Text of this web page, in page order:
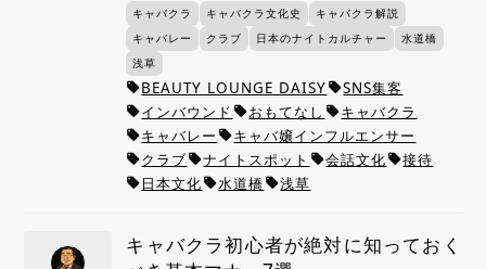
キャバクラ キャバクラ文化史
キャバクラ解説
キャバレー
クラブ 日本のナイトカルチャー
水道橋
浅草
local_offerBEAUTY LOUNGE DAISY local_offerSNS集客
local_offerインバウンド local_offerおもてなし local_offerキャバクラ
local_offerキャバレー local_offerキャバ嬢インフルエンサー
local_offerクラブ local_offerナイトスポット local_offer会話文化 local_offer接待
local_offer 日本文化 local_offer水道橋 local_offer浅草
キャバクラ初心者が絶対に知っておく